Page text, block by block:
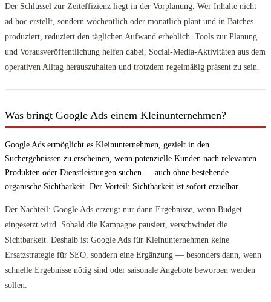
Der Schlüssel zur Zeiteffizienz liegt in der Vorplanung. Wer Inhalte nicht
ad hoc erstellt, sondern wöchentlich oder monatlich plant und in Batches
produziert, reduziert den täglichen Aufwand erheblich. Tools zur Planung
und Vorausveröffentlichung helfen dabei, Social-Media-Aktivitäten aus dem
operativen Alltag herauszuhalten und trotzdem regelmäßig präsent zu sein.
Was bringt Google Ads einem Kleinunternehmen?
Google Ads ermöglicht es Kleinunternehmen, gezielt in den
Suchergebnissen zu erscheinen, wenn potenzielle Kunden nach relevanten
Produkten oder Dienstleistungen suchen — auch ohne bestehende
organische Sichtbarkeit. Der Vorteil: Sichtbarkeit ist sofort erzielbar.
Der Nachteil: Google Ads erzeugt nur dann Ergebnisse, wenn Budget
eingesetzt wird. Sobald die Kampagne pausiert, verschwindet die
Sichtbarkeit. Deshalb ist Google Ads für Kleinunternehmen keine
Ersatzstrategie für SEO, sondern eine Ergänzung — besonders dann, wenn
schnelle Ergebnisse nötig sind oder saisonale Angebote beworben werden
sollen.